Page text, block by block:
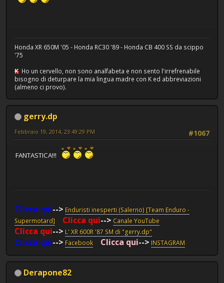
Honda XR 650M '05 - Honda RC30 '89 - Honda CB 400 SS da scippo
'75
KHo un cervello, non sono analfabeta e non sento l'irrefrenabile
bisogno di deturpare la mia lingua madre con K ed abbreviazioni
(almeno ci provo).
gerry.dp
#1067
Febbraio 19, 2014, 23:49:29 PM
FANTASTICA!!!
Clicca qui--> Enduristi inesperti (Salerno) [Team Enduro -
Supermotard]
Clicca qui--> Canale YouTube
Clicca qui--> L' XR 600R '87 SM di "gerry.dp"
Clicca qui--> Facebook Clicca qui--> INSTAGRAM
Derapone82